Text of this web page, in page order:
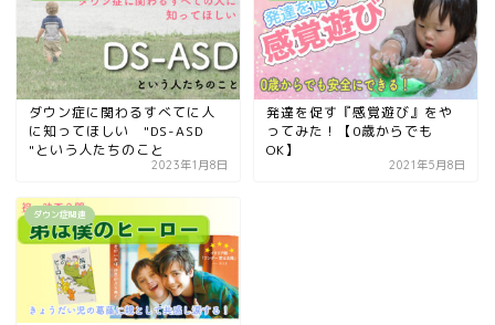
ダウン症に関わるすべてに人
に知ってほしい "DS-ASD
"という人たちのこと
2023年1月8日
発達を促す『感覚遊び』をや
ってみた！【0歳からでも
OK】
2021年5月8日
ダウン症関連